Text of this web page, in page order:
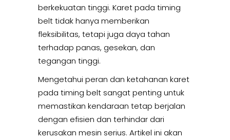
berkekuatan tinggi. Karet pada timing
belt tidak hanya memberikan
fleksibilitas, tetapi juga daya tahan
terhadap panas, gesekan, dan
tegangan tinggi.
Mengetahui peran dan ketahanan karet
pada timing belt sangat penting untuk
memastikan kendaraan tetap berjalan
dengan efisien dan terhindar dari
kerusakan mesin serius. Artikel ini akan